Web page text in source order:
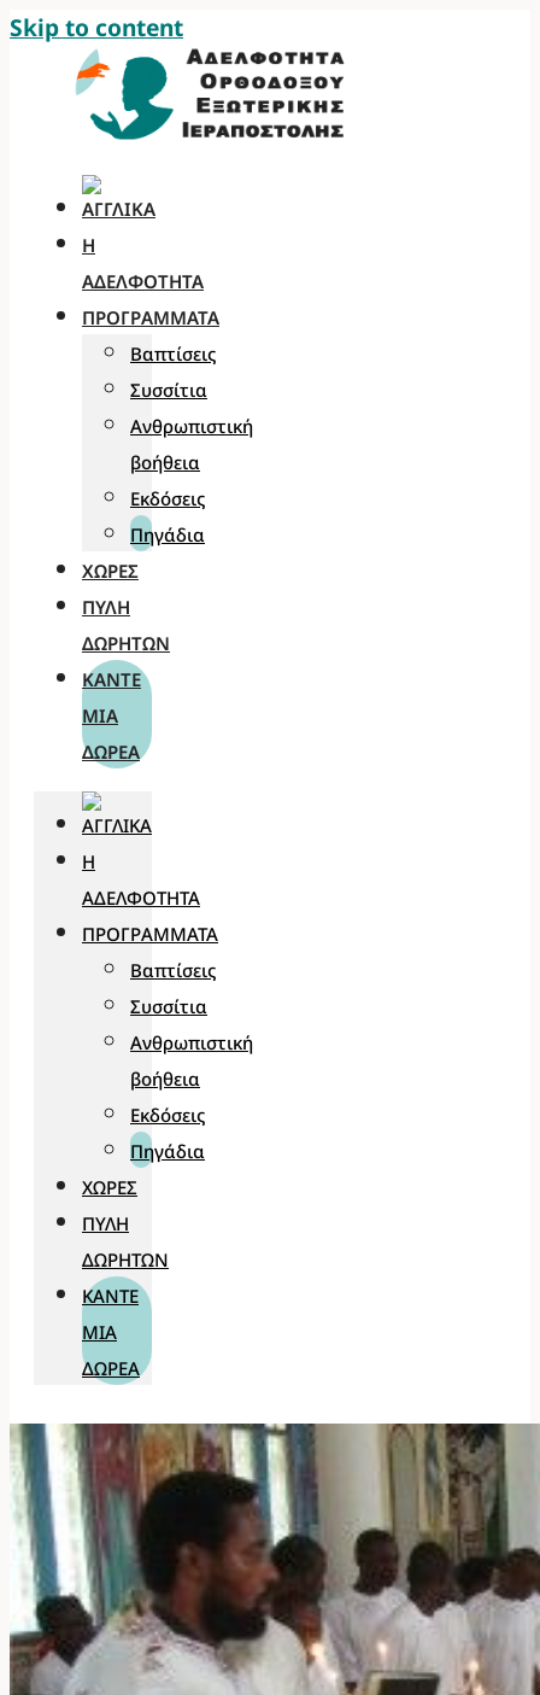
Skip to content
Η
ΑΔΕΛΦΌΤΗΤΑ
ΠΡΟΓΡΆΜΜΑΤΑ
Βαπτίσεις
Συσσίτια
Ανθρωπιστική
βοήθεια
Εκδόσεις
Πηγάδια
ΧΏΡΕΣ
ΠΎΛΗ
ΔΩΡΗΤΏΝ
ΚΆΝΤΕ
ΜΊΑ
ΔΩΡΕΆ
Η
ΑΔΕΛΦΌΤΗΤΑ
ΠΡΟΓΡΆΜΜΑΤΑ
Βαπτίσεις
Συσσίτια
Ανθρωπιστική
βοήθεια
Εκδόσεις
Πηγάδια
ΧΏΡΕΣ
ΠΎΛΗ
ΔΩΡΗΤΏΝ
ΚΆΝΤΕ
ΜΊΑ
ΔΩΡΕΆ